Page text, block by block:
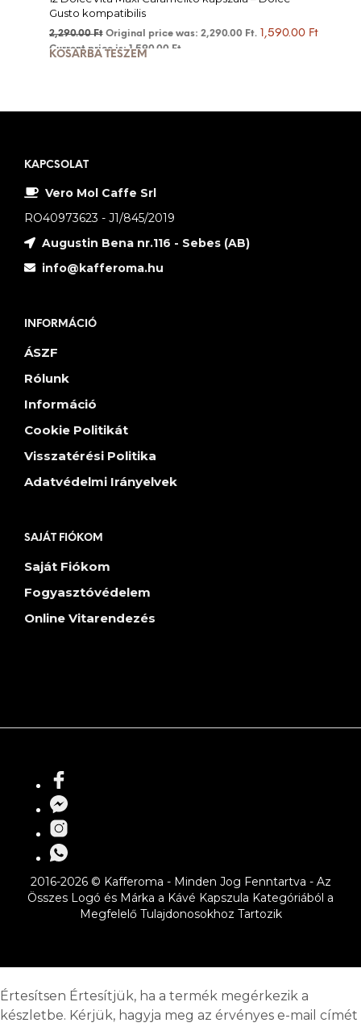
Gusto kompatibilis
2,290.00Ft Original price was: 2,290.00 Ft. 1,590.00 Ft
Current price is: 1,590.00 Ft.
KOSÁRBA TESZEM
KAPCSOLAT
Vero Mol Caffe Srl
RO40973623 - J1/845/2019
Augustin Bena nr.116 - Sebes (AB)
info@kafferoma.hu
INFORMÁCIÓ
ÁSZF
Rólunk
Információ
Cookie Politikát
Visszatérési Politika
Adatvédelmi Irányelvek
SAJÁT FIÓKOM
Saját Fiókom
Fogyasztóvédelem
Online Vitarendezés
2016-2026 © Kafferoma - Minden Jog Fenntartva - Az
Összes Logó és Márka a Kávé Kapszula Kategóriából a
Megfelelő Tulajdonosokhoz Tartozik
Értesítsen Értesítjük, ha a termék megérkezik a
készletbe. Kérjük, hagyja meg az érvényes e-mail címét